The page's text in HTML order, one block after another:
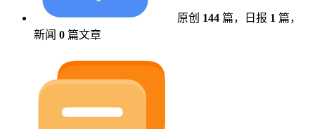
原创 144 篇， 日报 1 篇，
新闻 0 篇文章